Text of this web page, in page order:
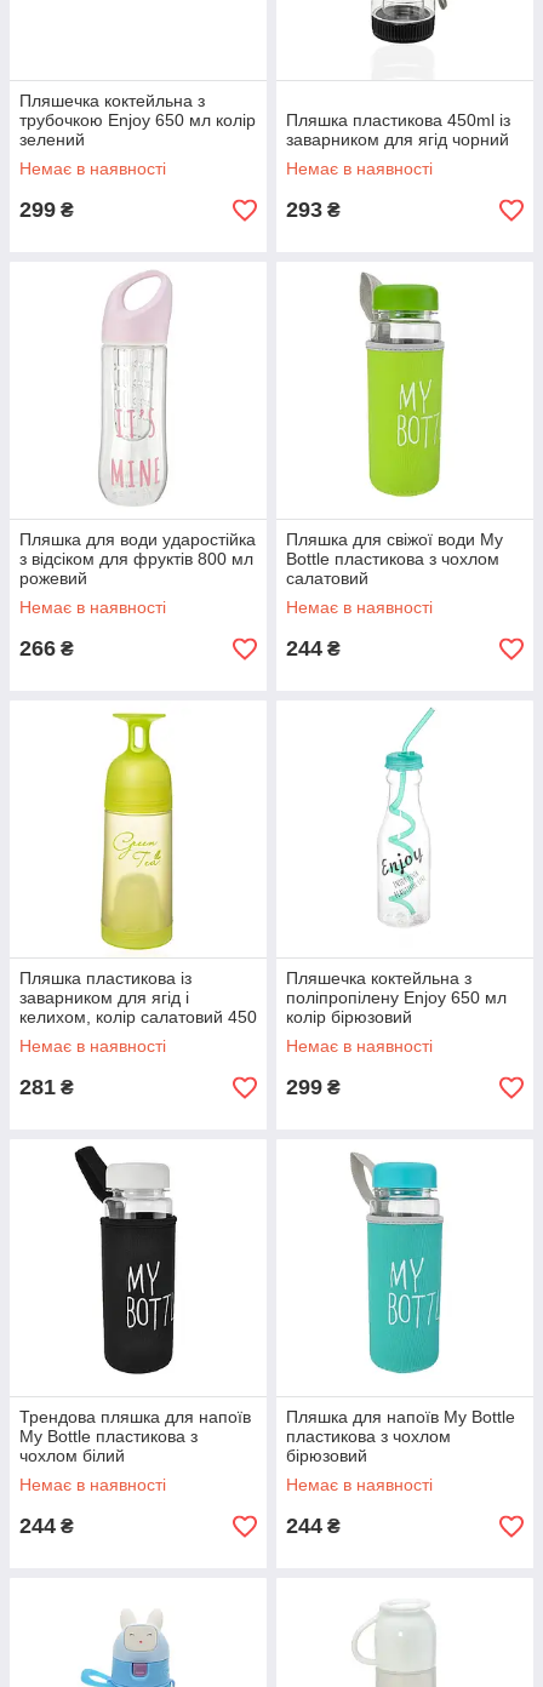
Пляшечка коктейльна з
трубочкою Enjoy 650 мл колір
зелений
Немає в наявності
299 ₴
Пляшка пластикова 450ml із
заварником для ягід чорний
Немає в наявності
293 ₴
Пляшка для води ударостійка
з відсіком для фруктів 800 мл
рожевий
Немає в наявності
266 ₴
Пляшка для свіжої води My
Bottle пластикова з чохлом
салатовий
Немає в наявності
244 ₴
Пляшка пластикова із
заварником для ягід і
келихом, колір салатовий 450
мл.
Немає в наявності
281 ₴
Пляшечка коктейльна з
поліпропілену Enjoy 650 мл
колір бірюзовий
Немає в наявності
299 ₴
Трендова пляшка для напоїв
My Bottle пластикова з
чохлом білий
Немає в наявності
244 ₴
Пляшка для напоїв My Bottle
пластикова з чохлом
бірюзовий
Немає в наявності
244 ₴